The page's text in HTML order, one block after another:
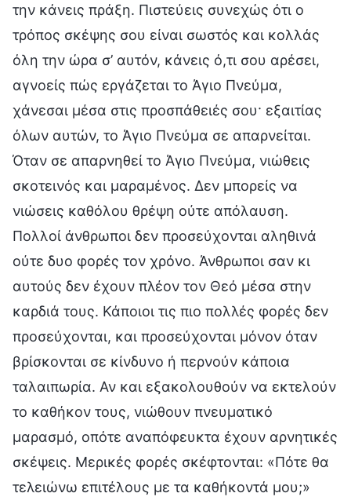
την κάνεις πράξη. Πιστεύεις συνεχώς ότι ο
τρόπος σκέψης σου είναι σωστός και κολλάς
όλη την ώρα σ’ αυτόν, κάνεις ό,τι σου αρέσει,
αγνοείς πώς εργάζεται το Άγιο Πνεύμα,
χάνεσαι μέσα στις προσπάθειές σου· εξαιτίας
όλων αυτών, το Άγιο Πνεύμα σε απαρνείται.
Όταν σε απαρνηθεί το Άγιο Πνεύμα, νιώθεις
σκοτεινός και μαραμένος. Δεν μπορείς να
νιώσεις καθόλου θρέψη ούτε απόλαυση.
Πολλοί άνθρωποι δεν προσεύχονται αληθινά
ούτε δυο φορές τον χρόνο. Άνθρωποι σαν κι
αυτούς δεν έχουν πλέον τον Θεό μέσα στην
καρδιά τους. Κάποιοι τις πιο πολλές φορές δεν
προσεύχονται, και προσεύχονται μόνον όταν
βρίσκονται σε κίνδυνο ή περνούν κάποια
ταλαιπωρία. Αν και εξακολουθούν να εκτελούν
το καθήκον τους, νιώθουν πνευματικό
μαρασμό, οπότε αναπόφευκτα έχουν αρνητικές
σκέψεις. Μερικές φορές σκέφτονται: «Πότε θα
τελειώνω επιτέλους με τα καθήκοντά μου;»